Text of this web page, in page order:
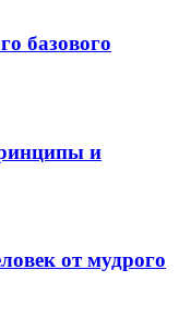
базового
и
от мудрого